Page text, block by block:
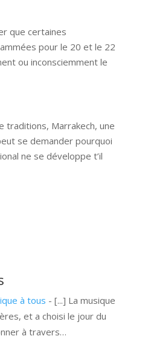
que certaines
pour le 20 et le 22
ou inconsciemment le
traditions, Marrakech, une
se demander pourquoi
ne se développe t’il
à tous - [...] La musique
et a choisi le jour du
à travers…